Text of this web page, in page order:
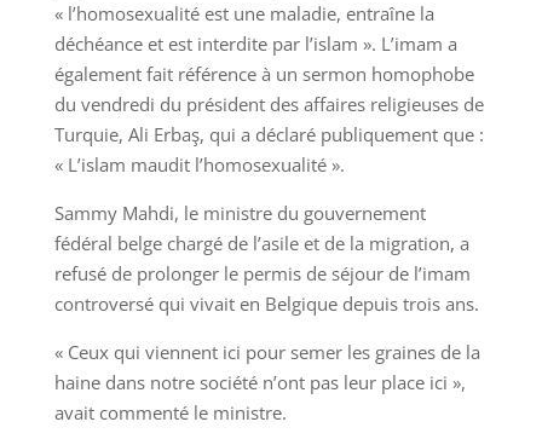
« l’homosexualité est une maladie, entraîne la
déchéance et est interdite par l’islam ». L’imam a
également fait référence à un sermon homophobe
du vendredi du président des affaires religieuses de
Turquie, Ali Erbaş, qui a déclaré publiquement que :
« L’islam maudit l’homosexualité ».
Sammy Mahdi, le ministre du gouvernement
fédéral belge chargé de l’asile et de la migration, a
refusé de prolonger le permis de séjour de l’imam
controversé qui vivait en Belgique depuis trois ans.
« Ceux qui viennent ici pour semer les graines de la
haine dans notre société n’ont pas leur place ici »,
avait commenté le ministre.